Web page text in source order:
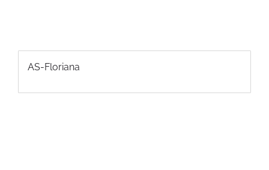
AS-Floriana